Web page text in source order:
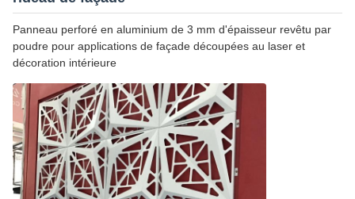
Panneau perforé en aluminium de 3 mm d'épaisseur revêtu par
poudre pour applications de façade découpées au laser et
décoration intérieure